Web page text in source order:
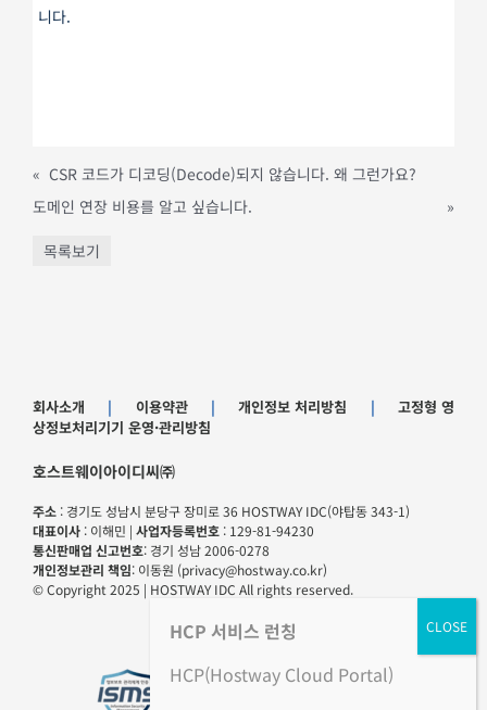
니다.
« CSR 코드가 디코딩(Decode)되지 않습니다. 왜 그런가요?
도메인 연장 비용를 알고 싶습니다.
»
목록보기
회사소개 | 이용약관|개인정보 처리방침 | 고정형 영
상정보처리기기 운영·관리방침
호스트웨이아이디씨㈜
주소: 경기도 성남시 분당구 장미로 36 HOSTWAY IDC(야탑동 343-1)
대표이사: 이해민 | 사업자등록번호: 129-81-94230
통신판매업 신고번호: 경기 성남 2006-0278
개인정보관리 책임: 이동원 (privacy@hostway.co.kr)
© Copyright 2025 | HOSTWAY IDC All rights reserved.
HCP 서비스 런칭
HCP(Hostway Cloud Portal)